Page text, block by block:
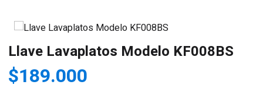
Llave Lavaplatos Modelo KF008BS
$189.000